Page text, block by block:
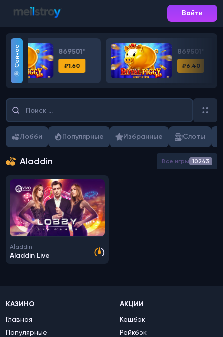
Войти
Сейчас 869501*
₽6.40
Лобби Популярные Избранные Слоты
Aladdin Все игры 10243
Aladdin
Aladdin Live
КАЗИНО
Главная
Популярные
АКЦИИ
Кешбэк
Рейкбэк